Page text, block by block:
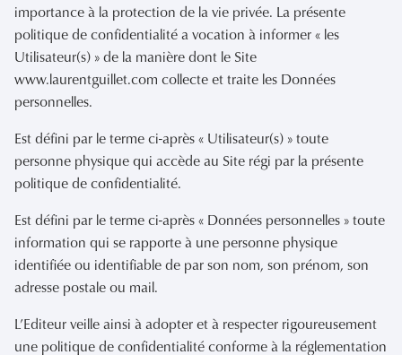
importance à la protection de la vie privée. La présente
politique de confidentialité a vocation à informer « les
Utilisateur(s) » de la manière dont le Site
www.laurentguillet.com collecte et traite les Données
personnelles.
Est défini par le terme ci-après « Utilisateur(s) » toute
personne physique qui accède au Site régi par la présente
politique de confidentialité.
Est défini par le terme ci-après « Données personnelles » toute
information qui se rapporte à une personne physique
identifiée ou identifiable de par son nom, son prénom, son
adresse postale ou mail.
L’Editeur veille ainsi à adopter et à respecter rigoureusement
une politique de confidentialité conforme à la réglementation